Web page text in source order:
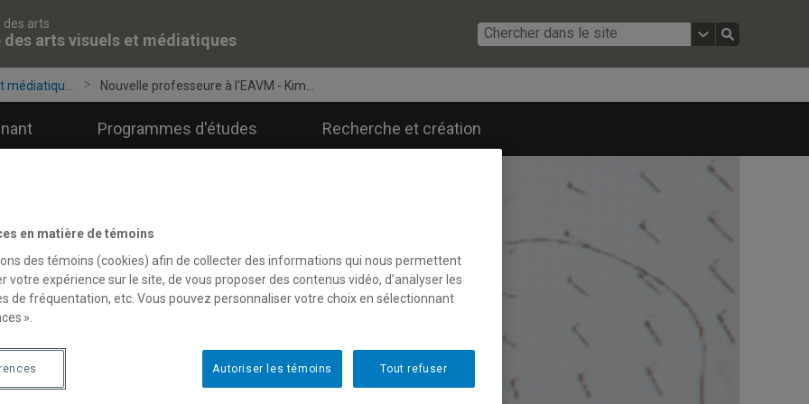
des arts
des arts visuels et médiatiques
médiatiqu... Nouvelle professeure à l'EAVM - Kim...
Programmes d'études Recherche et création
en matière de témoins
des témoins (cookies) afin de collecter des informations qui nous permettent
votre expérience sur le site, de vous proposer des contenus vidéo, d’analyser les
de fréquentation, etc. Vous pouvez personnaliser votre choix en sélectionnant
».
Tout refuser
Autoriser les témoins